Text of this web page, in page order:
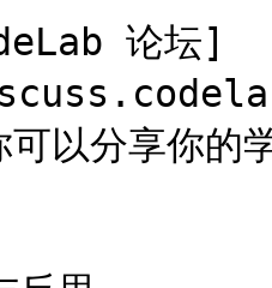
论坛]
以分享你的